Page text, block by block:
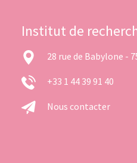
Institut de
28 rue de Babylone -
+33 1 44 39 91 40
Nous contacter